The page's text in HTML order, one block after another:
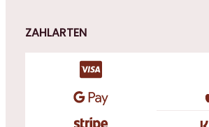
ZAHLARTEN